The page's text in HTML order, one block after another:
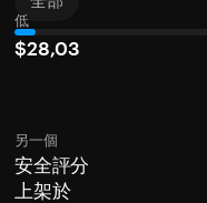
低
$28,03
另一個
安全評分
上架於